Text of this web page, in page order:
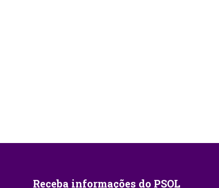
Receba informações do PSOL